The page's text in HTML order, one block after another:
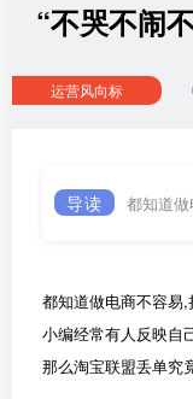
“不哭不闹
运营风向标
导读 都知道
都知道做电商不容易
小编经常有人反映自
那么淘宝联盟丢单究